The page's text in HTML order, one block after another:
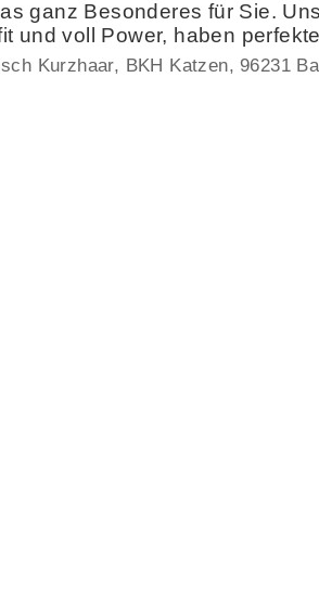
ganz Besonderes für Sie.
und voll Power, haben
Kurzhaar, BKH Katzen 96231